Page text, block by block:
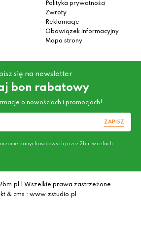
Polityka prywatności
Zwroty
Reklamacje
Obowiązek informacyjny
Mapa strony
się na newsletter
bon rabatowy
o nowościach i promocjach!
ZAPISZ
danych osobowych przez 2bm w celach
| Wszelkie prawa zastrzeżone
& cms : www.zstudio.pl